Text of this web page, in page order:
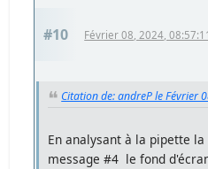
#10 Février 08, 2024, 08:57:11
Citation de: andreP le Février
En analysant à la pipette
message #4 le fond